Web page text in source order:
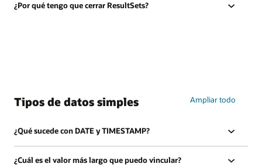
¿Por qué tengo que cerrar ResultSets?
Tipos de datos simples Ampliar todo
¿Qué sucede con DATE y TIMESTAMP?
¿Cuál es el valor más largo que puedo vincular?